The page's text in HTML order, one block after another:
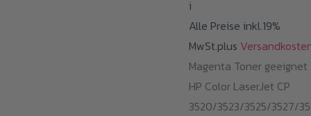
i
Alle Preise inkl.19%
MwSt.plus
Magenta Toner
HP Color LaserJet CP
3520/3523/3525/3527/